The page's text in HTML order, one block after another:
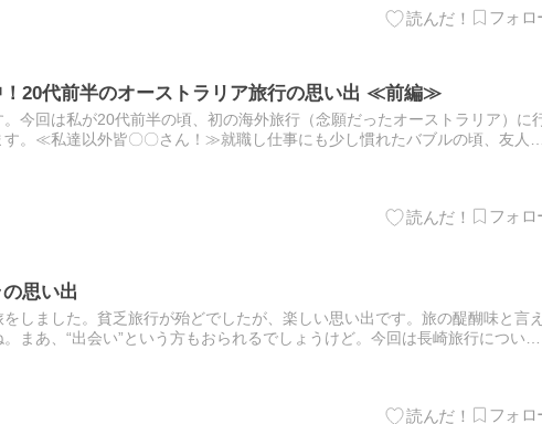
！20代前半のオーストラリア旅行の思い出 ≪前編≫
今回は私が20代前半の頃、初の海外旅行（念願だったオーストラリア）に
す。≪私達以外皆〇〇さん！≫就職し仕事にも少し慣れたバブルの頃、友人と
思い出
しました。貧乏旅行が殆どでしたが、楽しい思い出です。旅の醍醐味と言え
まあ、“出会い”という方もおられるでしょうけど。今回は長崎旅行について